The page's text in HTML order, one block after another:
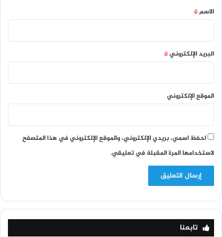
*
الاسم*
البريد الإلكتروني*
الموقع الإلكتروني
احفظ اسمي، بريدي الإلكتروني، والموقع الإلكتروني في هذا المتصفح
لاستخدامها المرة المقبلة في تعليقي.
تابعنا